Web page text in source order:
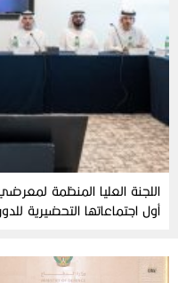
أول اجتماعاتها التحضيرية